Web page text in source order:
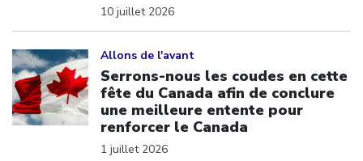
10 juillet 2026
Allons de l'avant
Serrons-nous les coudes en cette
fête du Canada afin de conclure
une meilleure entente pour
renforcer le Canada
1 juillet 2026